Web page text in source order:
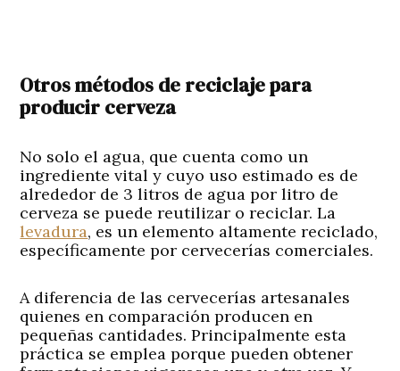
Otros métodos de reciclaje para
producir cerveza
No solo el agua, que cuenta como un
ingrediente vital y cuyo uso estimado es de
alrededor de 3 litros de agua por litro de
cerveza se puede reutilizar o reciclar. La
levadura, es un elemento altamente reciclado,
específicamente por cervecerías comerciales.
A diferencia de las cervecerías artesanales
quienes en comparación producen en
pequeñas cantidades. Principalmente esta
práctica se emplea porque pueden obtener